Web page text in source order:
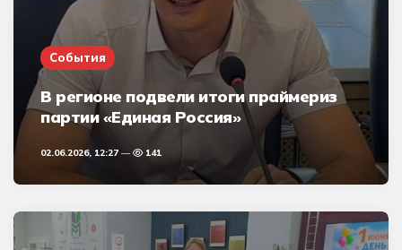
События
В регионе подвели итоги праймериз
партии «Единая Россия»
02.06.2026, 12:27 141